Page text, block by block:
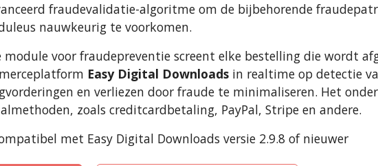
fraudevalidatie-algoritme om de bijbehorende
nauwkeurig te voorkomen.
module voor fraudepreventie screent elke bestelling die wordt
Easy Digital Downloads in realtime op detectie
en verliezen door fraude te minimaliseren. Het
zoals creditcardbetaling, PayPal, Stripe en andere.
met Easy Digital Downloads versie 2.9.8 of nieuwer